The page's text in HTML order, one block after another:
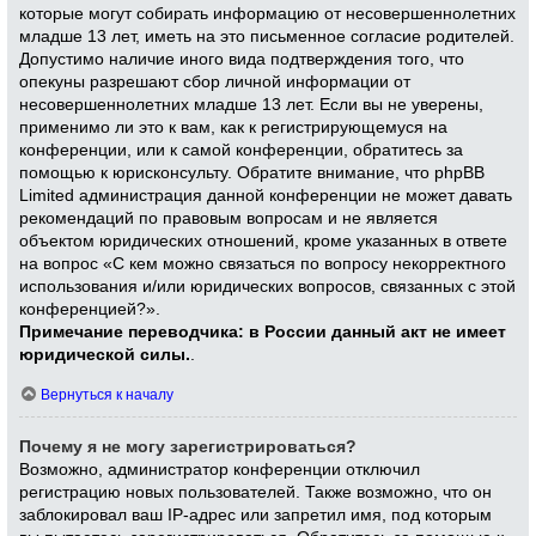
которые могут собирать информацию от несовершеннолетних
младше 13 лет, иметь на это письменное согласие родителей.
Допустимо наличие иного вида подтверждения того, что
опекуны разрешают сбор личной информации от
несовершеннолетних младше 13 лет. Если вы не уверены,
применимо ли это к вам, как к регистрирующемуся на
конференции, или к самой конференции, обратитесь за
помощью к юрисконсульту. Обратите внимание, что phpBB
Limited администрация данной конференции не может давать
рекомендаций по правовым вопросам и не является
объектом юридических отношений, кроме указанных в ответе
на вопрос «С кем можно связаться по вопросу некорректного
использования и/или юридических вопросов, связанных с этой
конференцией?».
Примечание переводчика: в России данный акт не имеет
юридической силы.
Вернуться к началу
Почему я не могу зарегистрироваться?
Возможно, администратор конференции отключил
регистрацию новых пользователей. Также возможно, что он
заблокировал ваш IP-адрес или запретил имя, под которым